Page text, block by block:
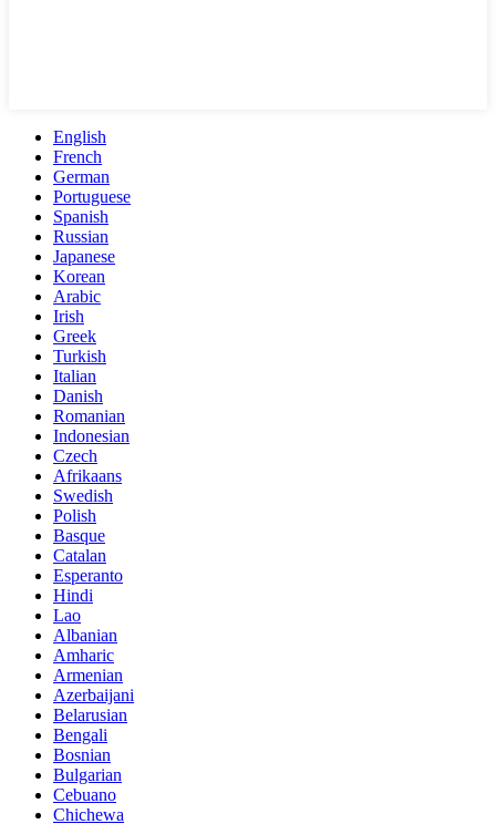
English
French
German
Portuguese
Spanish
Russian
Japanese
Korean
Arabic
Irish
Greek
Turkish
Italian
Danish
Romanian
Indonesian
Czech
Afrikaans
Swedish
Polish
Basque
Catalan
Esperanto
Hindi
Lao
Albanian
Amharic
Armenian
Azerbaijani
Belarusian
Bengali
Bosnian
Bulgarian
Cebuano
Chichewa